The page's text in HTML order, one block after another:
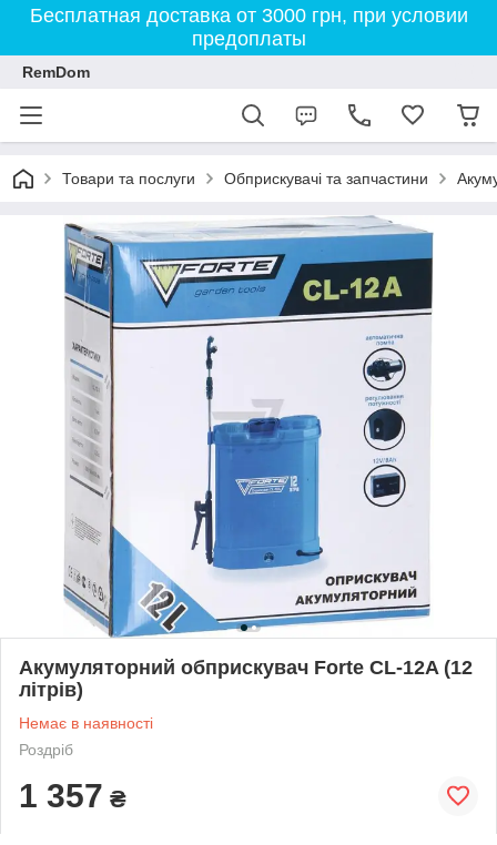
Бесплатная доставка от 3000 грн, при условии
предоплаты
RemDom
Товари та послуги Обприскувачі та запчастини
Акумуляторний обприскувач Forte CL-12A (12
літрів)
Немає в наявності
Роздріб
1 357 ₴